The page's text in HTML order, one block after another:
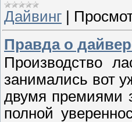
Дайвинг
Правда о
Производство
занимались вот
двумя премиями
полной